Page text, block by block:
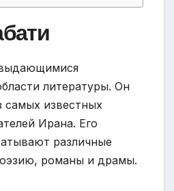
литературы. Он
самых известных
Ирана. Его
различные
романы и драмы.